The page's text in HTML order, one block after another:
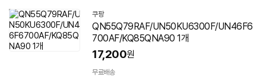
쿠팡
QN55Q79RAF/UN50KU6300F/UN46F6
700AF/KQ85QNA90 1개
17,200원
무료배송